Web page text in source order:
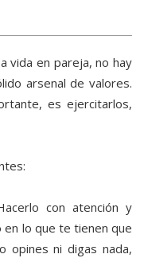
vida en pareja, no hay
arsenal de valores.
es ejercitarlos,
con atención y
lo que te tienen que
opines ni digas nada,